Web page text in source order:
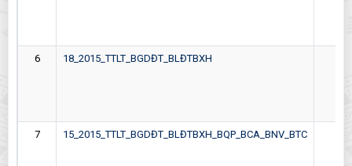
6 18_2015_TTLT_BGDĐT_BLĐTBXH
7 15_2015_TTLT_BGDĐT_BLĐTBXH_BQP_BCA_BNV_BTC